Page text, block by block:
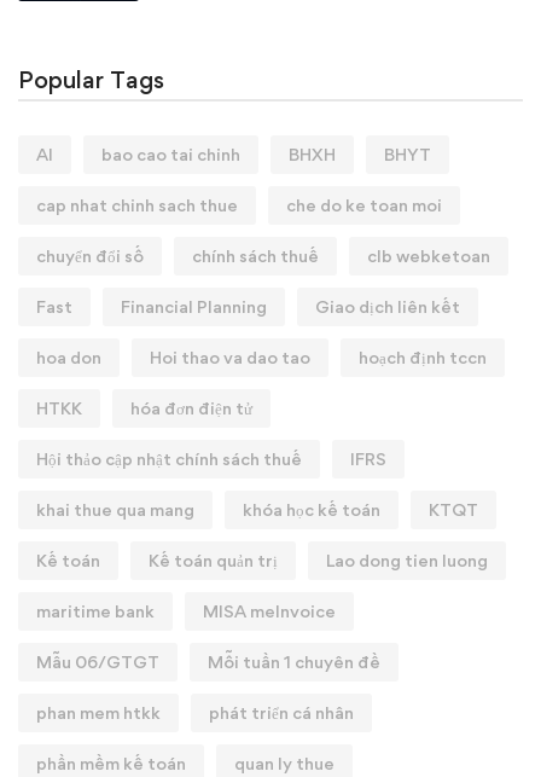
Popular Tags
AI bao cao tai chinh BHXH BHYT
cap nhat chinh sach thue che do ke toan moi
chuyển đổi số chính sách thuế clb webketoan
Fast Financial Planning Giao dịch liên kết
hoa don Hoi thao va dao tao hoạch định tccn
HTKK hóa đơn điện tử
Hội thảo cập nhật chính sách thuế IFRS
khai thue qua mang khóa học kế toán KTQT
Kế toán Kế toán quản trị Lao dong tien luong
maritime bank MISA meInvoice
Mẫu 06/GTGT Mỗi tuần 1 chuyên đề
phan mem htkk phát triển cá nhân
phần mềm kế toán quan ly thue